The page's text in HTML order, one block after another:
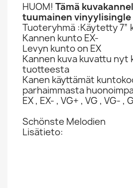
HUOM! Tämä
tuumainen
Tuoteryhmä :Käytetty 7”
Kannen kunto EX-
Levyn kunto on EX
Kannen kuva kuvattu nyt
tuotteesta
Kanen käyttämät
parhaimmasta
EX , EX- , VG+ , VG , VG- ,
Schönste Melodien
Lisätieto: